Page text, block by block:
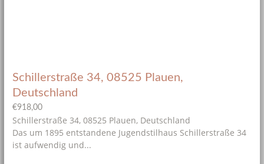
Schillerstraße 34, 08525 Plauen,
Deutschland
€918,00
Schillerstraße 34, 08525 Plauen, Deutschland
Das um 1895 entstandene Jugendstilhaus Schillerstraße 34
ist aufwendig und...